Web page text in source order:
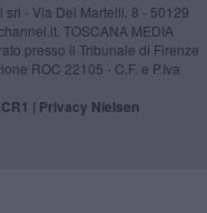
- Via Dei Martelli, 8 - 50129
TOSCANA MEDIA
presso il Tribunale di Firenze
ROC 22105 - C.F. e P.Iva
| Privacy Nielsen